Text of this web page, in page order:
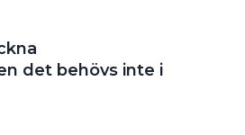
det behövs inte i